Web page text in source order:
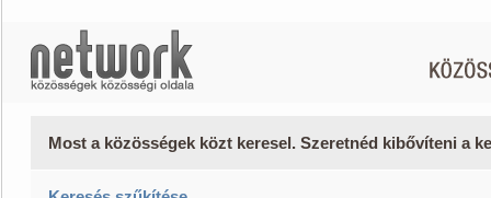
Most a közösségek közt keresel. Szeretnéd kibővíteni a